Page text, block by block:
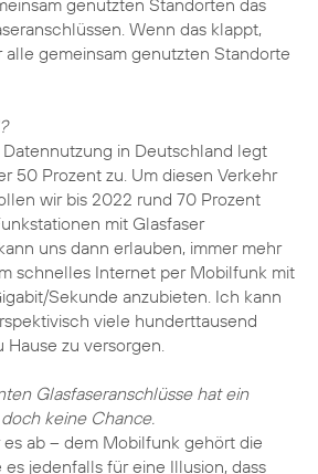
Wenn das klappt,
alle gemeinsam genutzten Standorte
Datennutzung in Deutschland legt
50 Prozent zu. Um diesen Verkehr
wir bis 2022 rund 70 Prozent
mit Glasfaser
uns dann erlauben, immer mehr
schnelles Internet per Mobilfunk mit
Sekunde anzubieten. Ich kann
viele hunderttausend
zu versorgen.
Glasfaseranschlüsse hat ein
keine Chance.
ab – dem Mobilfunk gehört die
jedenfalls für eine Illusion, dass